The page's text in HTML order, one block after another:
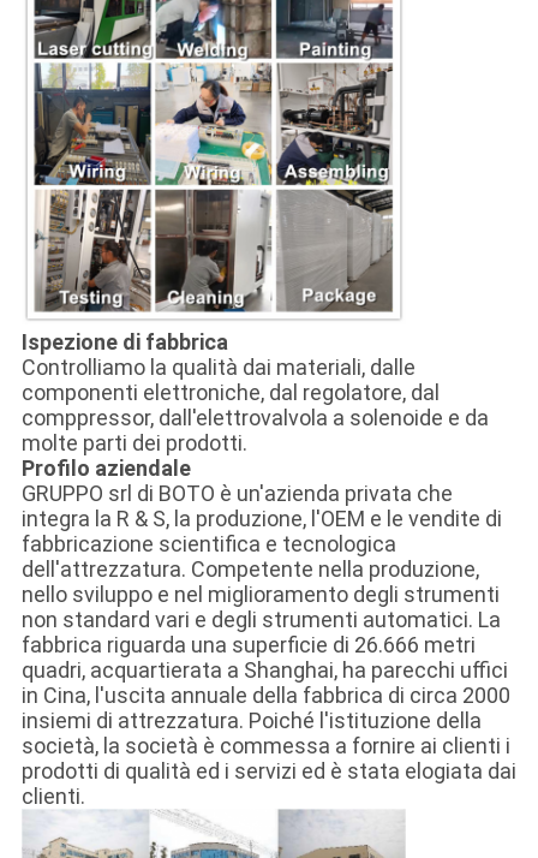
Ispezione di fabbrica
Controlliamo la qualità dai materiali, dalle
componenti elettroniche, dal regolatore, dal
comppressor, dall'elettrovalvola a solenoide e da
molte parti dei prodotti.
Profilo aziendale
GRUPPO srl di BOTO è un'azienda privata che
integra la R & S, la produzione, l'OEM e le vendite di
fabbricazione scientifica e tecnologica
dell'attrezzatura. Competente nella produzione,
nello sviluppo e nel miglioramento degli strumenti
non standard vari e degli strumenti automatici. La
fabbrica riguarda una superficie di 26.666 metri
quadri, acquartierata a Shanghai, ha parecchi uffici
in Cina, l'uscita annuale della fabbrica di circa 2000
insiemi di attrezzatura. Poiché l'istituzione della
società, la società è commessa a fornire ai clienti i
prodotti di qualità ed i servizi ed è stata elogiata dai
clienti.